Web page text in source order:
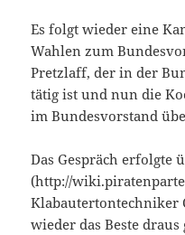
Es folgt wieder eine
Wahlen zum
Pretzlaff, der in der
tätig ist und nun die
im Bundesvorstand
Das Gespräch erfolgte
(http://
Klabautertontechniker
wieder das Beste draus